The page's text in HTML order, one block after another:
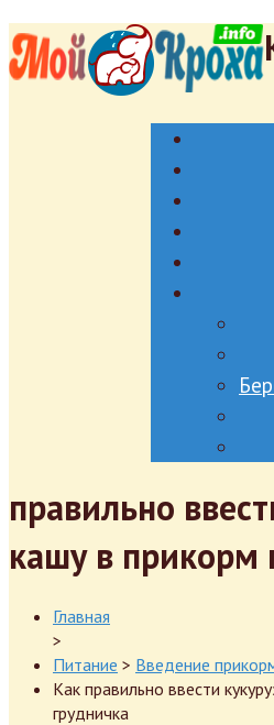
правильно
кашу в прикорм
Главная
>
Питание > Введение
Как правильно ввести
грудничка